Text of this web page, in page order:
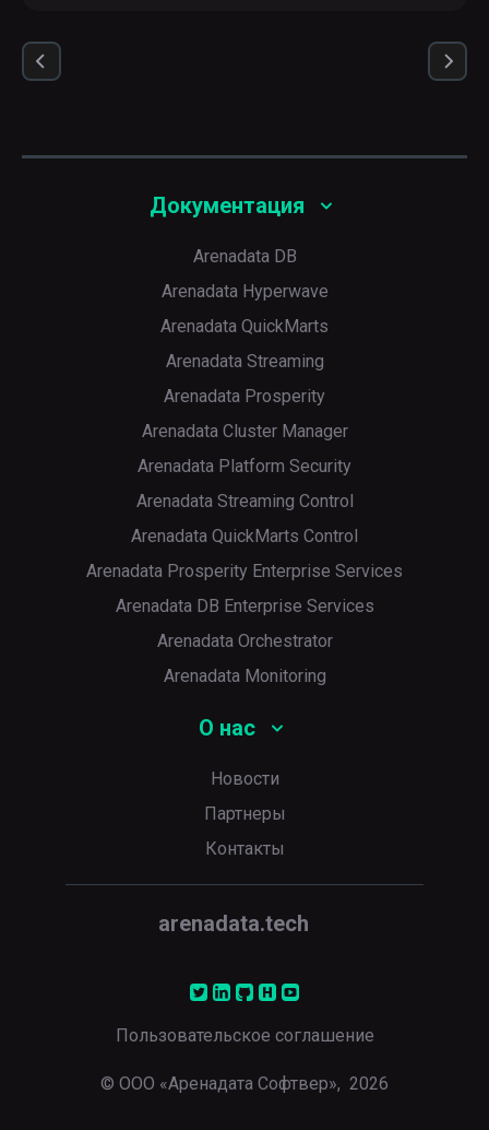
Документация
Arenadata DB
Arenadata Hyperwave
Arenadata QuickMarts
Arenadata Streaming
Arenadata Prosperity
Arenadata Cluster Manager
Arenadata Platform Security
Arenadata Streaming Control
Arenadata QuickMarts Control
Arenadata Prosperity Enterprise Services
Arenadata DB Enterprise Services
Arenadata Orchestrator
Arenadata Monitoring
О нас
Новости
Партнеры
Контакты
arenadata.tech
© ООО «Аренадата Софтвер», 2026
Пользовательское соглашение